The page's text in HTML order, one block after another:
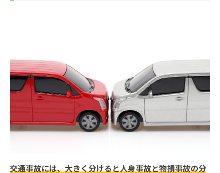
交通事故には、大きく分けると人身事故と物損事故の分